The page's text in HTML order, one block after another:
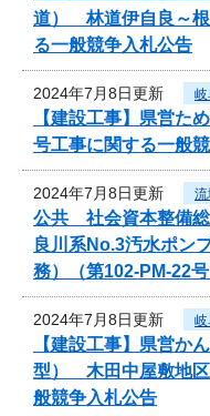
道） 林道伊自良～
る一般競争入札公告
2024年7月8日更新
【建設工事】県営
号工事に関する一般
2024年7月8日更新
公共 社会資本整備総
良川系No.3汚水ポン
務）（第102-PM-22
2024年7月8日更新
【建設工事】県営か
型） 木田中屋敷地
般競争入札公告